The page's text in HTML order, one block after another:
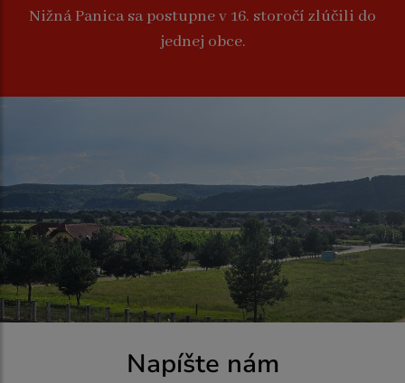
Nižná Panica sa postupne v 16. storočí zlúčili do
jednej obce.
Napíšte nám